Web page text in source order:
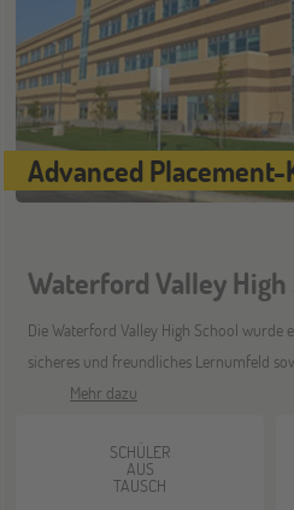
28
OKT
ONLINE
Schüleraustausch-
07 Bochum
07 Berlin
Jugendbildungsmesse
ONLINE
Schüleraustausch-
Advanced Placement-
Waterford Valley High
Die Waterford Valley High School wurde
sicheres und freundliches Lernumfeld
Mehr dazu
SCHÜLER
AUS
TAUSCH